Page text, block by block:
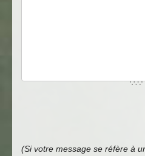
(Si votre message se réfère à